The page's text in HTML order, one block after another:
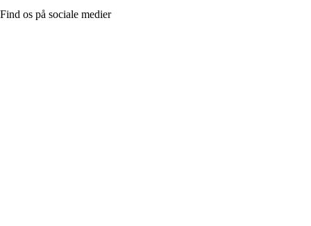
Find os på sociale medier